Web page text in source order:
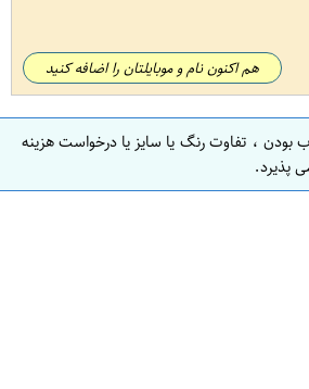
هم اکنون نام و موبایلتان را اضافه کنید
بودن ، تفاوت رنگ یا سایز یا درخواست هزینه
پذیرد.